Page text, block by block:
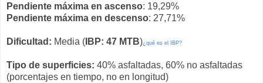
Pendiente máxima en ascenso: 19,29%
Pendiente máxima en descenso: 27,71%
Dificultad: Media ( IBP: 47 MTB)¿qué es el IBP?
Tipo de superficies: 40% asfaltadas, 60% no asfaltadas
(porcentajes en tiempo, no en longitud)